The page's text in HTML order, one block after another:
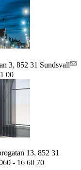
3, 852 31 Sundsvall
00
13, 852 31
- 16 60 70